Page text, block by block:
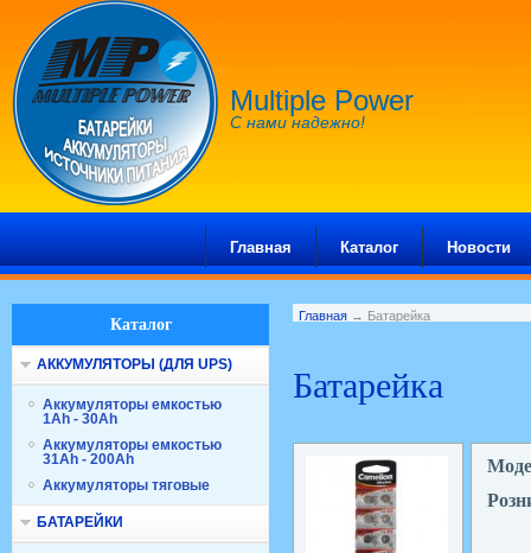
Multiple Power
С нами надежно!
Главная Каталог Новости
Каталог
АККУМУЛЯТОРЫ (ДЛЯ UPS)
Аккумуляторы емкостью
1Ah - 30Ah
Аккумуляторы емкостью
31Ah - 200Ah
Аккумуляторы тяговые
БАТАРЕЙКИ
Главная → Батарейка
Батарейка